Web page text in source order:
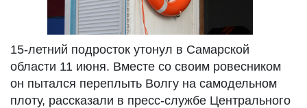
15-летний подросток утонул в Самарской
области 11 июня. Вместе со своим ровесником
он пытался переплыть Волгу на самодельном
плоту, рассказали в пресс-службе Центрального